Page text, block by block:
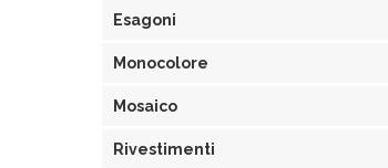
Esagoni
Monocolore
Mosaico
Rivestimenti